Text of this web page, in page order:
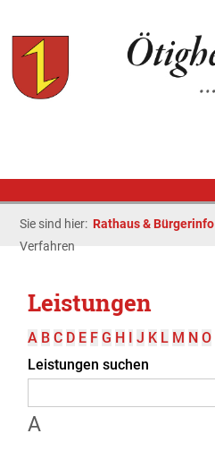
Sie sind hier: Rathaus & Bürgerinfo
Verfahren
Leistungen
A B C D E F G H I J K L M N O
Leistungen suchen
A